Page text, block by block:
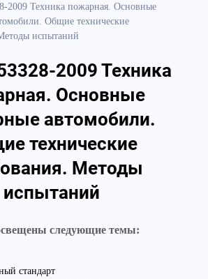
2009 Техника пожарная. Основные
Общие технические
испытаний
2009 Техника
Основные
автомобили.
технические
Методы
испытаний
следующие темы:
стандарт